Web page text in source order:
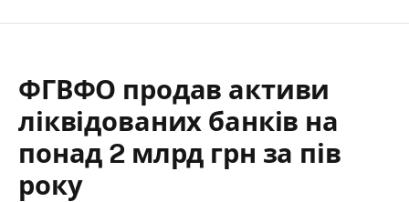
ФГВФО продав активи
ліквідованих банків на
понад 2 млрд грн за пів
року